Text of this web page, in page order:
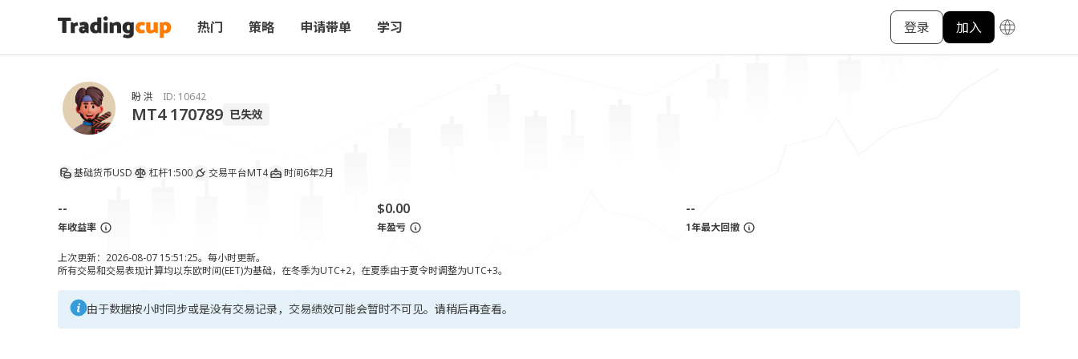
热门 策略 申请带单 学习 登录 加入
盼 洪 ID: 10642
MT4 170789 已失效
基础货币USD 杠杆1:500 交易平台MT4 时间6年2月
--
年收益率
$0.00
年盈亏
--
1年最大回撤
上次更新：2026-08-07 15:51:25。每小时更新。
所有交易和交易表现计算均以东欧时间(EET)为基础，在冬季为UTC+2，在夏季由于夏令时调整为UTC+3。
由于数据按小时同步或是没有交易记录，交易绩效可能会暂时不可见。请稍后再查看。